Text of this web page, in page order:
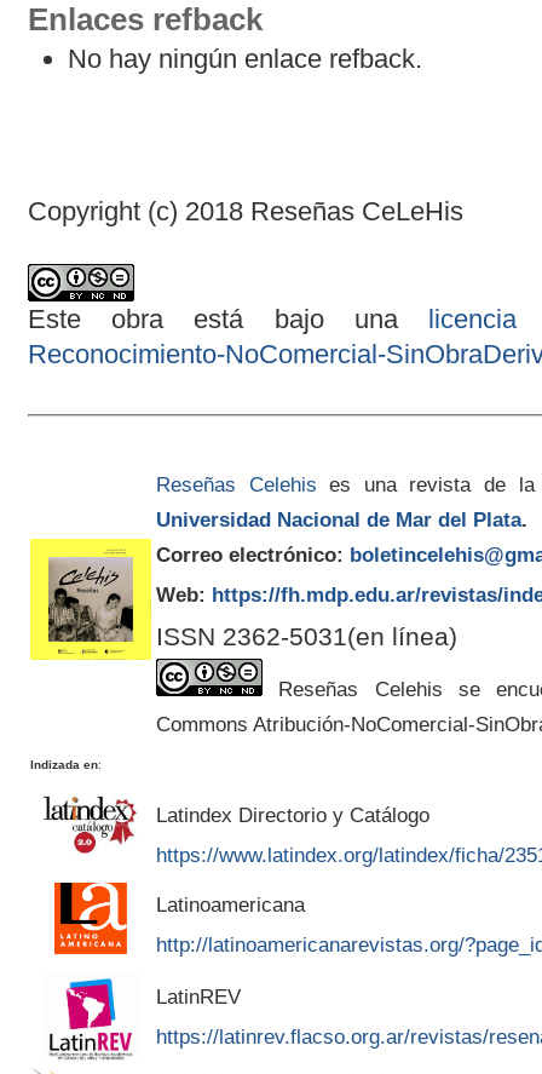
Enlaces refback
No hay ningún enlace refback.
Copyright (c) 2018 Reseñas CeLeHis
Este obra está bajo una licencia
Reconocimiento-NoComercial-
Reseñas Celehis es una revista de la
Universidad Nacional de Mar del Plata.
Correo electrónico:
Web: https://fh.mdp.edu.ar/revistas/
ISSN 2362-5031(en línea)
Reseñas Celehis se
Commons Atribución-NoComercial-
Indizada en:
Latindex Directorio y Catálogo
https://www.latindex.org/latindex/ficha/
Latinoamericana
http://latinoamericanarevistas.org/
LatinREV
https://latinrev.flacso.org.ar/revistas/